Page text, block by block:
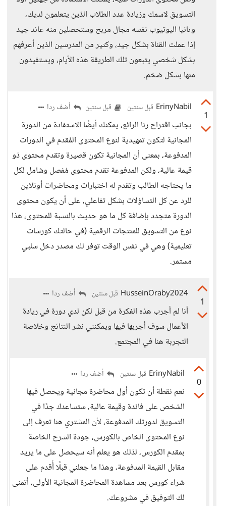
التسويق لاسمك وزيادة عدد الطلاب الذين يتعلمون لديك،
وثانيا اليوتيوب نفسه مجال مربح وستحصلين منه عائد جيد
إذا عملت القناة بشكل جيد، وكثير من المدرسين الذين أعرفهم
بشكل شخصي يتبعون تلك الطريقة هذه الأيام، ويستفيدون
منها بشكل ضخم.
1
ErinyNabil قبل سنتين قبل سنتين أضف ردا
بجانب اقتراح رنا الرائع، يمكنك أيضًا الاستفادة من الدورة
المجانية لتكون تمهيدية لنوع المحتوى المُقدم في الدورات
المدفوعة، بمعنى أن المجانية تكون قصيرة وتقدم محتوى ذو
قيمة عالية، ولكن المدفوعة تقدم محتوى مُفصل وشامل لكل
ما يحتاجه الطالب وتقدم له اختبارات ومحاضرات أونلاين
للرد عن كل التساؤلات بشكل تفاعلي، على أن يكون محتوى
الدورة متجدد بإضافة كل ما هو حديث بالنسبة للمحتوى، هذا
نوع من التسويق للمنتجات الرقمية (في حالتك كورسات
تعليمية) وهي في نفس الوقت توفر لك مصدر دخل سلبي
مستمر.
1
HusseinOraby2024 قبل سنتين أضف ردا
أنا لم أجرب هذه الفكرة من قبل لكن لدي دورة في ريادة
الأعمال سوف أجربها فيها ويمكنني نشر النتائج وخلاصة
التجربة هنا في المجتمع.
0
ErinyNabil قبل سنتين أضف ردا
نعم نقطة أن تكون أول محاضرة مجانية ويحصل فيها
الشخص على فائدة وقيمة عالية، ستساعدك جدًا في
التسويق لدورتك المدفوعة، لأن المشتري هنا تعرف إلى
نوع المحتوى الخاص بالكورس، جودة الشرح الخاصة
بمقدم الكورس، لذلك هو يعلم أنه سيحصل على ما يريد
مقابل القيمة المدفوعة، وهذا ما جعلني قبلًا أُقدم على
شراء كورس بعد مساهدة المحاضرة المجانية الأولى، أتمنى
لك التوفيق في مشروعك.